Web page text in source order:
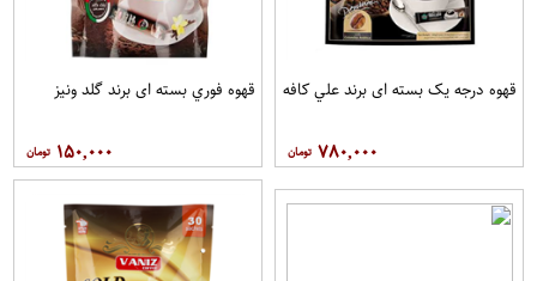
قهوه درجه یک بسته ای برند علي کافه
۷۸۰,۰۰۰
قهوه فوري بسته ای برند گلد ونيز
۱۵۰,۰۰۰